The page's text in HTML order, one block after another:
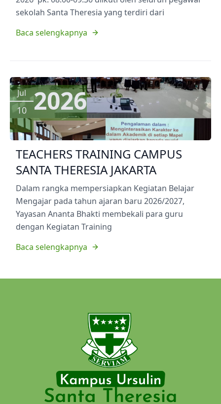
sekolah Santa Theresia yang terdiri dari
Baca selengkapnya
Jul
10 2026
TEACHERS TRAINING CAMPUS
SANTA THERESIA JAKARTA
Dalam rangka mempersiapkan Kegiatan Belajar
Mengajar pada tahun ajaran baru 2026/2027,
Yayasan Ananta Bhakti membekali para guru
dengan Kegiatan Training
Baca selengkapnya